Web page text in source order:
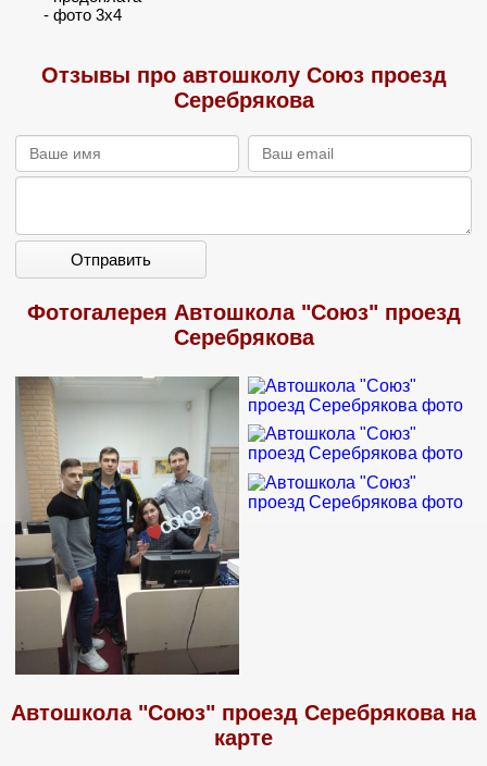
- фото 3х4
Отзывы про автошколу Союз проезд
Серебрякова
Отправить
Фотогалерея Автошкола "Союз" проезд
Серебрякова
Автошкола "Союз" проезд Серебрякова на
карте